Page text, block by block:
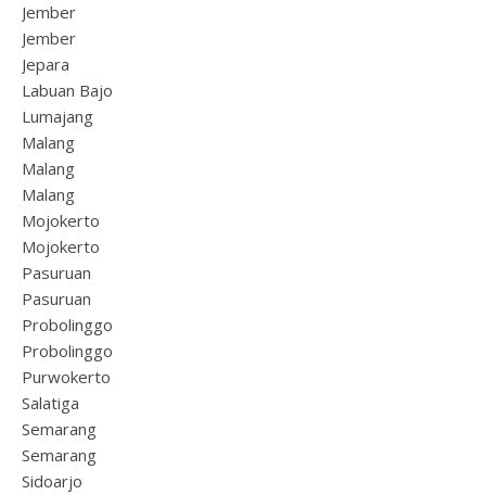
Jember
Jember
Jepara
Labuan Bajo
Lumajang
Malang
Malang
Malang
Mojokerto
Mojokerto
Pasuruan
Pasuruan
Probolinggo
Probolinggo
Purwokerto
Salatiga
Semarang
Semarang
Sidoarjo